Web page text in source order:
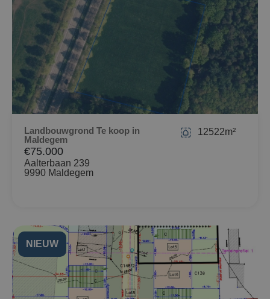
Landbouwgrond Te koop in
Maldegem
€75.000
Aalterbaan 239
9990 Maldegem
12522m²
NIEUW